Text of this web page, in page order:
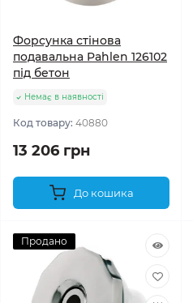
Форсунка стінова
подавальна Pahlen 126102
під бетон
Немає в наявності
Код товару: 40880
13 206 грн
До кошика
Продано